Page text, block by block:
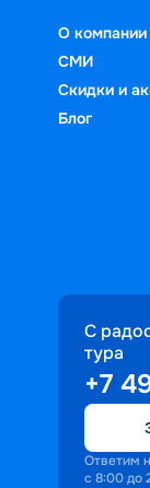
О компании
СМИ
Скидки и
Блог
С
тура
+7
Ответим
с 8:00 до